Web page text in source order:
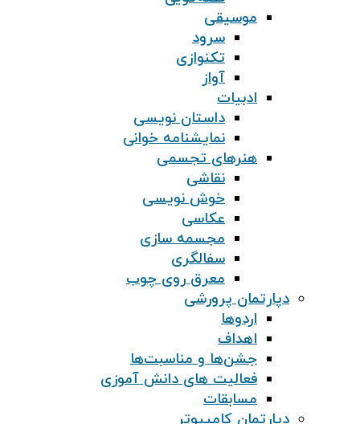
موسیقی
سرود
تکنوازی
آواز
ادبیات
داستان نویسی
نمایشنامه خوانی
هنرهای تجسمی
نقاشی
خوش نویسی
عکاسی
مجسمه سازی
سفالگری
معرق روی چوب
دپارتمان پرورشی
اردوها
اهداف
جشن‌ها و مناسبت‌ها
فعالیت های دانش آموزی
مسابقات
دپارتمان کامپیوتر